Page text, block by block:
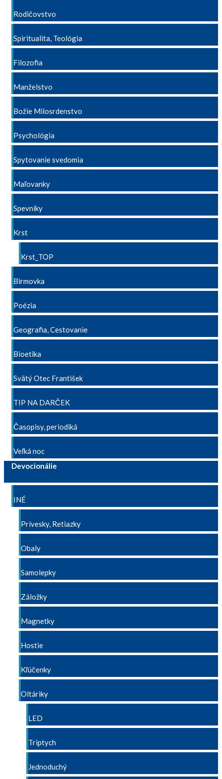
Rodičovstvo
Spiritualita, Teológia
Filozofia
Manželstvo
Božie Milosrdenstvo
Psychológia
Spytovanie svedomia
Maľovanky
Spevníky
Krst
Krst_TOP
Birmovka
Poézia
Geografia, Cestovanie
Bioetika
Svätý Otec František
TIP NA DARČEK
Časopisy, periodiká
Veľká noc
Devocionálie
INÉ
Prívesky, Retiazky
Obaly
Samolepky
Záložky
Magnetky
Hostie
Kľúčenky
Oltáriky
LED
Triptych
Jednoduchý